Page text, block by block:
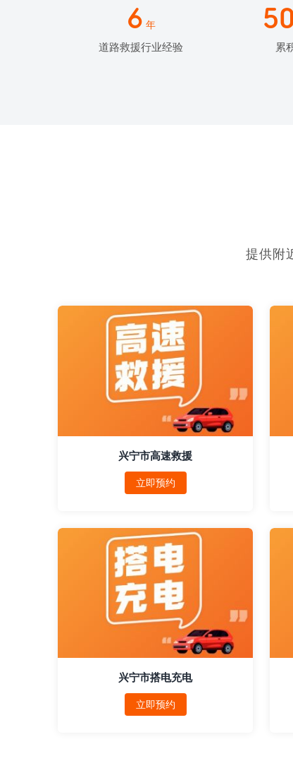
6 年
道路救援行业经验 累
提供附
兴宁市高速救援
立即预约
兴宁市搭电充电
立即预约